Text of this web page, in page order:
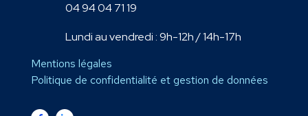
04 94 04 71 19
Lundi au vendredi : 9h-12h / 14h-17h
Mentions légales
Politique de confidentialité et gestion de données